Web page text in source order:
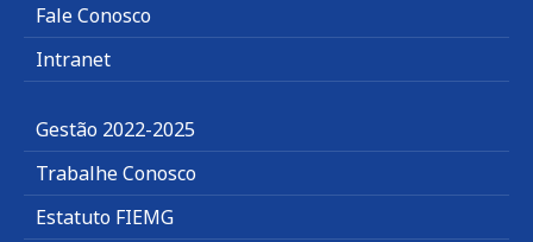
Fale Conosco
Intranet
Gestão 2022-2025
Trabalhe Conosco
Estatuto FIEMG